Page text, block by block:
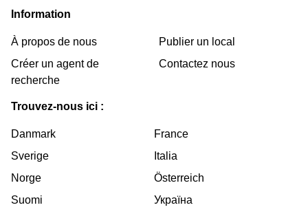
Information
À propos de nous
Créer un agent de
recherche
Publier un local
Contactez nous
Trouvez-nous ici :
Danmark
Sverige
Norge
Suomi
France
Italia
Österreich
Україна